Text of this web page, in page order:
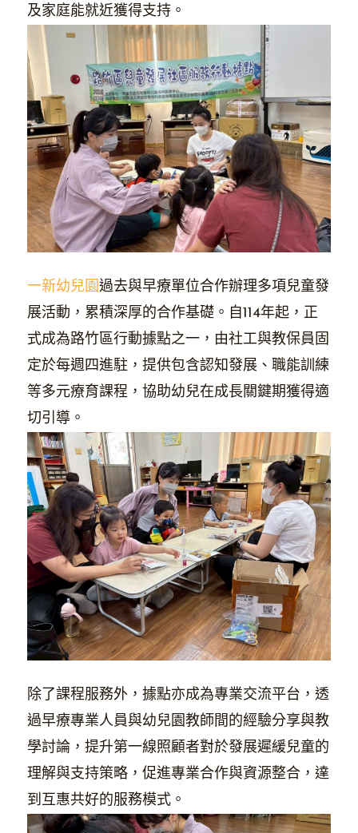
及家庭能就近獲得支持。
一新幼兒園過去與早療單位合作辦理多項兒童發
展活動，累積深厚的合作基礎。自114年起，正
式成為路竹區行動據點之一，由社工與教保員固
定於每週四進駐，提供包含認知發展、職能訓練
等多元療育課程，協助幼兒在成長關鍵期獲得適
切引導。
除了課程服務外，據點亦成為專業交流平台，透
過早療專業人員與幼兒園教師間的經驗分享與教
學討論，提升第一線照顧者對於發展遲緩兒童的
理解與支持策略，促進專業合作與資源整合，達
到互惠共好的服務模式。